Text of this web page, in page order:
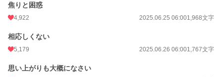
焦りと困惑
4,922 2025.06.25 06:001,968文字
相応しくない
5,179 2025.06.26 06:001,767文字
思い上がりも大概になさい